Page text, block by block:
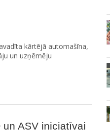
kārtējā automašīna,
un uzņēmēju
un ASV iniciatīvai